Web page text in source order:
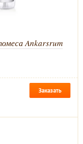
Ankarsrum
Заказать